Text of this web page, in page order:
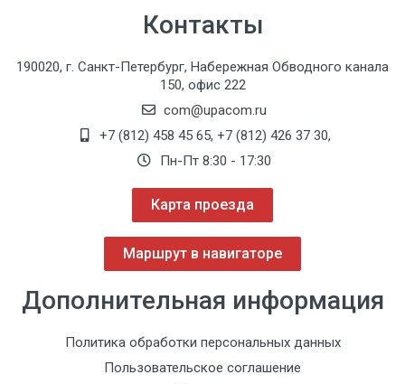
Контакты
190020, г. Санкт-Петербург, Набережная Обводного канала
150, офис 222
com@upacom.ru
+7 (812) 458 45 65, +7 (812) 426 37 30,
Пн-Пт 8:30 - 17:30
Карта проезда
Маршрут в навигаторе
Дополнительная информация
Политика обработки персональных данных
Пользовательское соглашение